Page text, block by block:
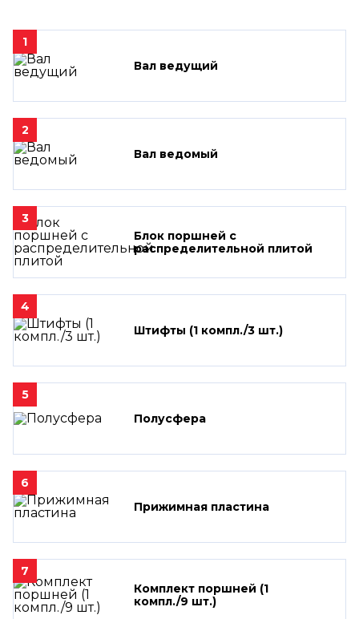
1
Вал ведущий
2
Вал ведомый
3
Блок поршней c
распределительной плитой
4
Штифты (1 компл./3 шт.)
5
Полусфера
6
Прижимная пластина
7
Комплект поршней (1
компл./9 шт.)